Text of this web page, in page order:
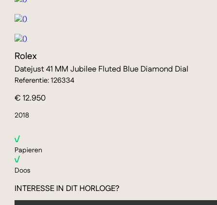
Rolex
Datejust 41 MM Jubilee Fluted Blue Diamond Dial
Referentie: 126334
€ 12.950
2018
Papieren
Doos
INTERESSE IN DIT HORLOGE?